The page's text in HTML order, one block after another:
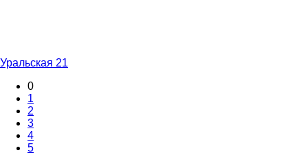
Уральская 21
0
1
2
3
4
5